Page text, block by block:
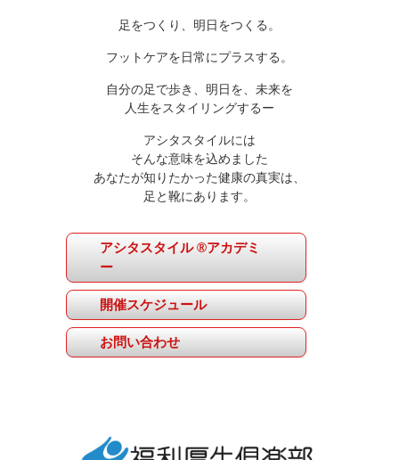
足をつくり、明日をつくる。
フットケアを日常にプラスする。
自分の足で歩き、明日を、未来を
人生をスタイリングするー
アシタスタイルには
そんな意味を込めました
あなたが知りたかった健康の真実は、
足と靴にあります。
アシタスタイル ®アカデミ
ー
開催スケジュール
お問い合わせ